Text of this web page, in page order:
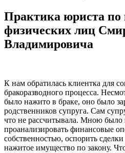
Практика юриста по
физических лиц
Владимировича
К нам обратилась клиентка для
бракоразводного процесса.
было нажито в браке, оно было
родственников супруга. Сам
что не рассчитывала. Мною было
проанализировать финансовые
собственностью, оспорить
нажитое имущество по закону.